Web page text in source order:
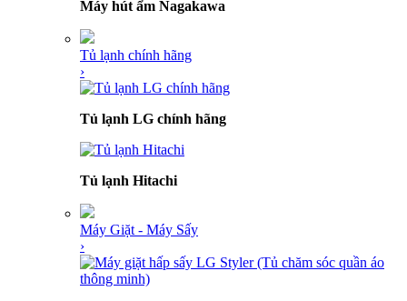
Máy hút ẩm Nagakawa
Tủ lạnh chính hãng
›
Tủ lạnh LG chính hãng
Tủ lạnh Hitachi
Máy Giặt - Máy Sấy
›